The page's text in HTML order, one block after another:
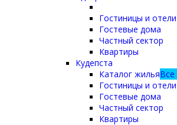
Гостиницы и отели
Гостевые дома
Частный сектор
Квартиры
Кудепста
Каталог жилья
Гостиницы и отели
Гостевые дома
Частный сектор
Квартиры